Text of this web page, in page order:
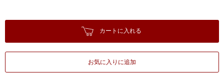
カートに入れる
お気に入りに追加